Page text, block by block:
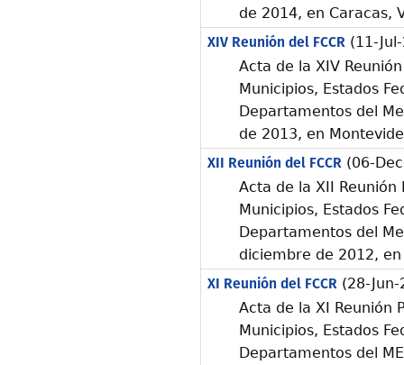
de 2014, en Caracas,
XIV Reunión del FCCR (11-
Acta de la XIV
Municipios, Estados
Departamentos del
de 2013, en
XII Reunión del FCCR (06-
Acta de la XII Reunión
Municipios, Estados
Departamentos del
diciembre de 2012,
XI Reunión del FCCR (28-
Acta de la XI Reunión
Municipios, Estados
Departamentos del